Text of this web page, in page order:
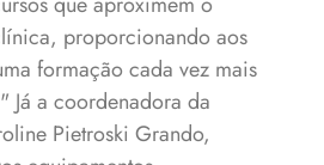
proporcionando aos
formação cada vez mais
Já a coordenadora da
Pietroski Grando,